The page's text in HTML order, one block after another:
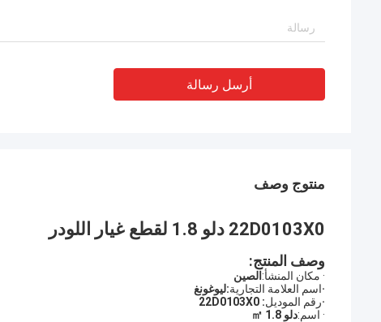
أرسل رسالة
منتوج وصف
22D0103X0 دلو 1.8 لقطع غيار اللودر
وصف المنتج:
· مكان المنشأ: الصين
·اسم العلامة التجارية:ليوغونغ
·رقم الموديل: 22D0103X0
· اسم:دلو 1.8 ㎡